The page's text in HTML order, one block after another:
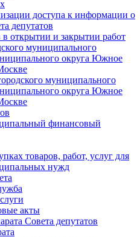
доступа к информации о
депутатов
в открытии и закрытии работ
муниципального
округа Южное
муниципального
округа Южное
финансовый
товаров, работ, услуг для
нужд
акты
Совета депутатов